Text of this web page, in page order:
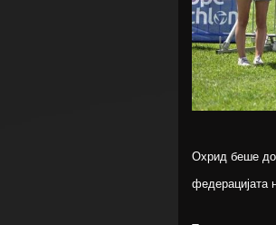
Охрид беше
федерацијата